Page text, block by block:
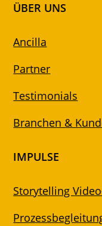
ÜBER UNS
Ancilla
Partner
Testimonials
Branchen &
IMPULSE
Storytelling